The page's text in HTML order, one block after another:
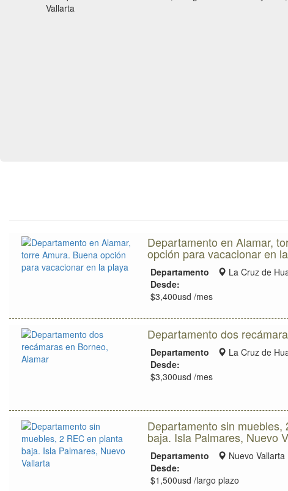
Departamento en Alamar,
opción para vacacionar en
Departamento
Zona
La Cruz de
Desde:
$3,400usd /mes
Departamento dos
Departamento
Zona
La Cruz de
Desde:
$3,300usd /mes
Departamento sin muebles,
baja. Isla Palmares, Nuevo
Departamento
Zona
ubicación
Nuevo Vallarta
Desde:
$1,500usd /largo plazo